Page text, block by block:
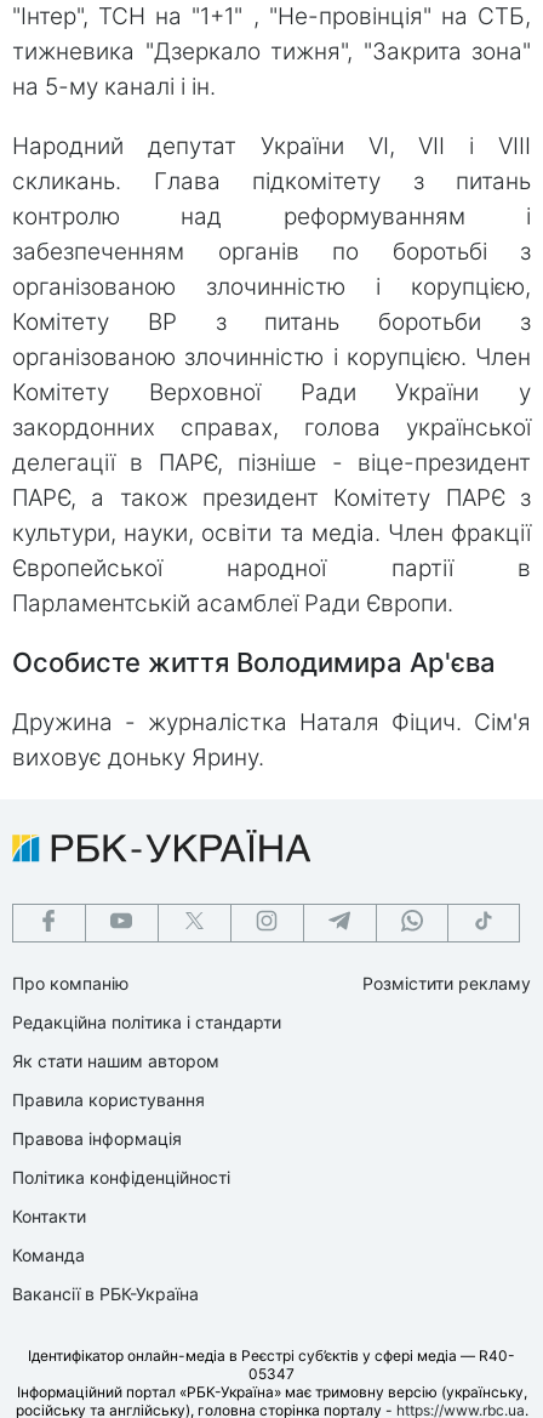
"Інтер", ТСН на "1+1" , "Не-провінція" на СТБ,
тижневика "Дзеркало тижня", "Закрита зона"
на 5-му каналі і ін.
Народний депутат України VI, VII і VIII
скликань. Глава підкомітету з питань
контролю над реформуванням і
забезпеченням органів по боротьбі з
організованою злочинністю і корупцією,
Комітету ВР з питань боротьби з
організованою злочинністю і корупцією. Член
Комітету Верховної Ради України у
закордонних справах, голова української
делегації в ПАРЄ, пізніше - віце-президент
ПАРЄ, а також президент Комітету ПАРЄ з
культури, науки, освіти та медіа. Член фракції
Європейської народної партії в
Парламентській асамблеї Ради Європи.
Особисте життя Володимира Ар'єва
Дружина - журналістка Наталя Фіцич. Сім'я
виховує доньку Ярину.
Про компанію
Редакційна політика і стандарти
Як стати нашим автором
Правила користування
Правова інформація
Політика конфіденційності
Контакти
Команда
Вакансії в РБК-Україна
Розмістити рекламу
Ідентифікатор онлайн-медіа в Реєстрі суб’єктів у сфері медіа — R40-
05347
Інформаційний портал «РБК-Україна» має тримовну версію (українську,
російську та англійську), головна сторінка порталу - https://www.rbc.ua.